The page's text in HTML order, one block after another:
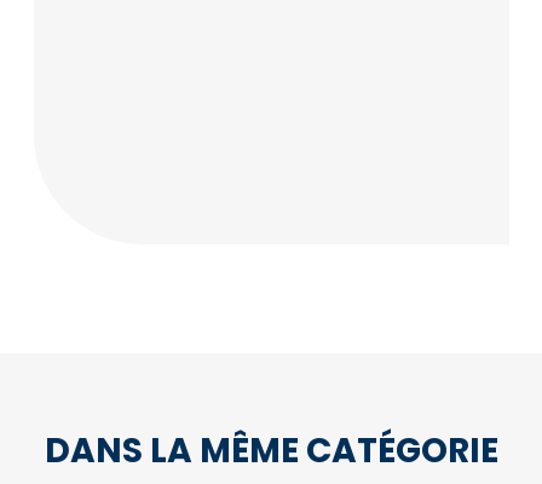
DANS LA MÊME CATÉGORIE